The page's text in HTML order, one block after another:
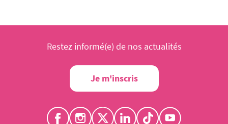
Restez informé(e) de nos actualités
Je m'inscris